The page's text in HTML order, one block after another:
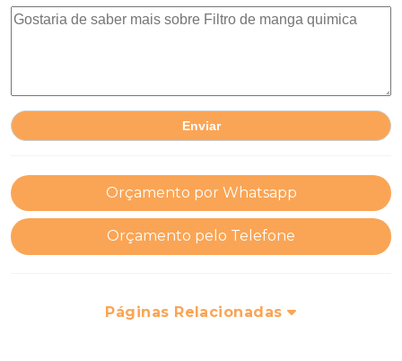
Orçamento por Whatsapp
Orçamento pelo Telefone
Páginas Relacionadas